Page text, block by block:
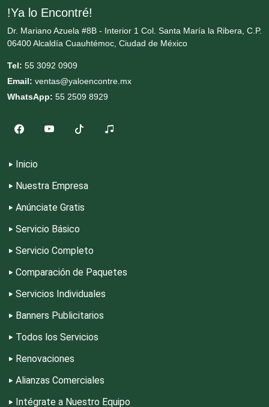
Decoración de Interiores
Dentistas
Deportes
Dermatólogos
Dulcerías
Edecanes
Editores
!Ya lo Encontré!
Dr. Mariano Azuela #8B - Interior 1 Col. Santa María la Ribera, C.P.
06400 Alcaldía Cuauhtémoc, Ciudad de México
Tel: 55 3092 0909
Email: ventas@yaloencontre.mx
WhatsApp: 55 2509 8929
Inicio
Nuestra Empresa
Anúnciate Gratis
Servicio Básico
Servicio Completo
Comparación de Paquetes
Servicios Individuales
Banners Publicitarios
Todos los Servicios
Renovaciones
Alianzas Comerciales
Intégrate a Nuestro Equipo